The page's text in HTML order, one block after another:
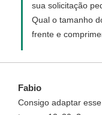
sua solicitação
Qual o tamanho
frente e
Fabio
Consigo adaptar